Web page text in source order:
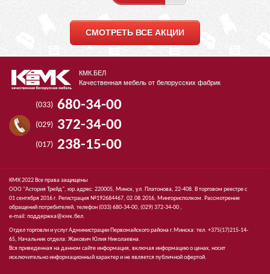
СМОТРЕТЬ ВСЕ АКЦИИ
КМК.БЕЛ
Качественная мебель от белорусских фабрик
(033) 680-34-00
(029) 372-34-00
(017) 238-15-00
КМК 2022 Все права защищены
ООО "Астория Трейд", юр.адрес: 220005, Минск, ул. Платонова, 22-408. В торговом реестре с
01 сентября 2016 г. Регистрация №192684467, 02.08.2016, Мингорисполком. Рассмотрение
обращений потребителей, телефон(033)680-34-00, (029)372-34-00 ,
e-mail: поддержка@кмк.бел.
Отдел торговли и услуг Администрации Первомайского района г.Минска: тел. +375(17)215-14-
65, Начальник отдела: Жакович Юлия Николаевна.
Вся приведенная на данном сайте информация, включая информацию о ценах, носит
исключительно информационный характер и не является публичной офертой.